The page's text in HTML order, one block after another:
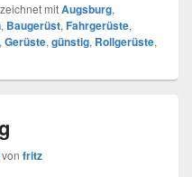
mitAugsburg,
, Baugerüst, Fahrgerüste,
, Gerüste, günstig, Rollgerüste,
von fritz